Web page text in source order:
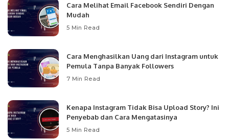
Cara Melihat Email Facebook Sendiri Dengan
Mudah
5 Min Read
Cara Menghasilkan Uang dari Instagram untuk
Pemula Tanpa Banyak Followers
7 Min Read
Kenapa Instagram Tidak Bisa Upload Story? Ini
Penyebab dan Cara Mengatasinya
5 Min Read